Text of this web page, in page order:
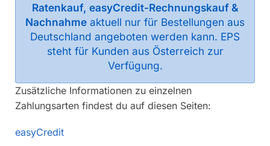
Ratenkauf, easyCredit-Rechnungskauf &
Nachnahme aktuell nur für Bestellungen aus
Deutschland angeboten werden kann. EPS
steht für Kunden aus Österreich zur
Verfügung.
Zusätzliche Informationen zu einzelnen
Zahlungsarten findest du auf diesen Seiten:
easyCredit